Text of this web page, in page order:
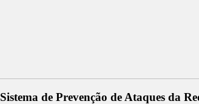
Sistema de Prevenção de Ataques da